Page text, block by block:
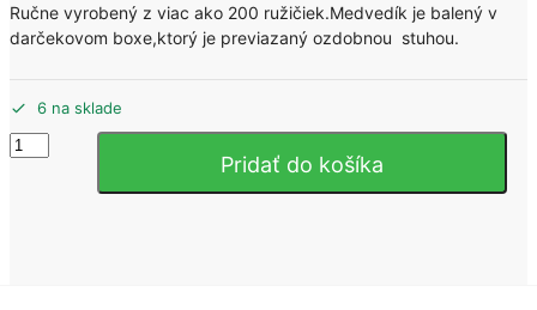
Ručne vyrobený z viac ako 200 ružičiek.Medvedík je balený v
darčekovom boxe,ktorý je previazaný ozdobnou stuhou.
6 na sklade
množstvo
Pridať do košíka